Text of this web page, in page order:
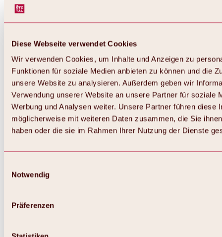
Diese Webseite verwendet Cookies
Wir verwenden Cookies, um Inhalte und Anzeigen zu
Funktionen für soziale Medien anbieten zu können und die
unsere Website zu analysieren. Außerdem geben wir
Verwendung unserer Website an unsere Partner für soziale
Werbung und Analysen weiter. Unsere Partner führen diese
möglicherweise mit weiteren Daten zusammen, die Sie
haben oder die sie im Rahmen Ihrer Nutzung der Dienste
Notwendig
Präferenzen